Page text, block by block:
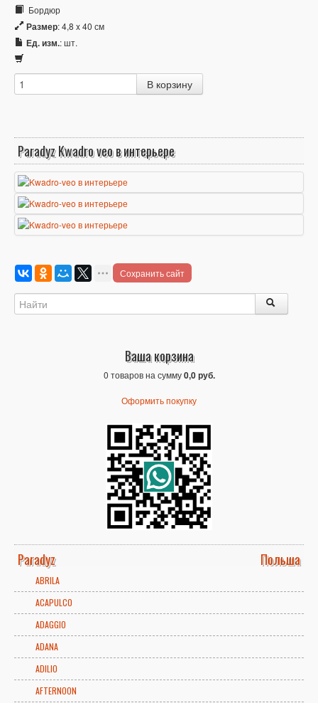
Бордюр
Размер: 4,8 x 40 см
Ед. изм.: шт.
Paradyz Kwadro veo в интерьере
Сохранить сайт
Ваша корзина
0 товаров на сумму0,0 руб.
Оформить покупку
Paradyz Польша
ABRILA
ACAPULCO
ADAGGIO
ADANA
ADILIO
AFTERNOON